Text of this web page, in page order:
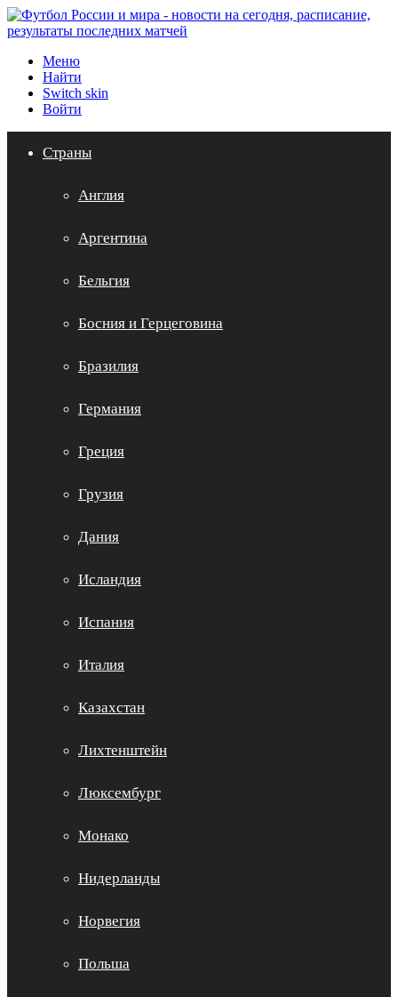
Меню
Найти
Switch skin
Войти
Страны
Англия
Аргентина
Бельгия
Босния и Герцеговина
Бразилия
Германия
Греция
Грузия
Дания
Исландия
Испания
Италия
Казахстан
Лихтенштейн
Люксембург
Монако
Нидерланды
Норвегия
Польша